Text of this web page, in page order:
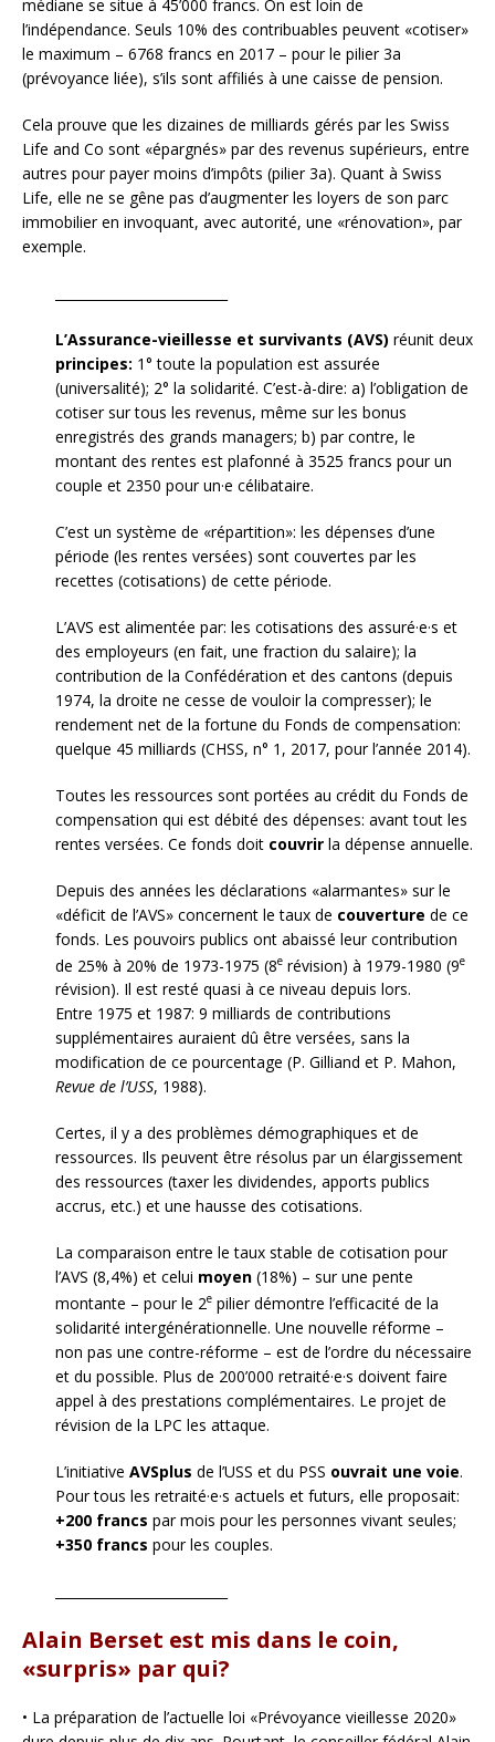
médiane se situe à 45’000 francs. On est loin de
l’indépendance. Seuls 10% des contribuables peuvent «cotiser»
le maximum – 6768 francs en 2017 – pour le pilier 3a
(prévoyance liée), s’ils sont affiliés à une caisse de pension.
Cela prouve que les dizaines de milliards gérés par les Swiss
Life and Co sont «épargnés» par des revenus supérieurs, entre
autres pour payer moins d’impôts (pilier 3a). Quant à Swiss
Life, elle ne se gêne pas d’augmenter les loyers de son parc
immobilier en invoquant, avec autorité, une «rénovation», par
exemple.
L’Assurance-vieillesse et survivants (AVS) réunit deux
principes: 1° toute la population est assurée
(universalité); 2° la solidarité. C’est-à-dire: a) l’obligation de
cotiser sur tous les revenus, même sur les bonus
enregistrés des grands managers; b) par contre, le
montant des rentes est plafonné à 3525 francs pour un
couple et 2350 pour un·e célibataire.
C’est un système de «répartition»: les dépenses d’une
période (les rentes versées) sont couvertes par les
recettes (cotisations) de cette période.
L’AVS est alimentée par: les cotisations des assuré·e·s et
des employeurs (en fait, une fraction du salaire); la
contribution de la Confédération et des cantons (depuis
1974, la droite ne cesse de vouloir la compresser); le
rendement net de la fortune du Fonds de compensation:
quelque 45 milliards (CHSS, n° 1, 2017, pour l’année 2014).
Toutes les ressources sont portées au crédit du Fonds de
compensation qui est débité des dépenses: avant tout les
rentes versées. Ce fonds doit couvrir la dépense annuelle.
Depuis des années les déclarations «alarmantes» sur le
«déficit de l’AVS» concernent le taux de couverture de ce
fonds. Les pouvoirs publics ont abaissé leur contribution
de 25% à 20% de 1973-1975 (8e révision) à 1979-1980 (9e
révision). Il est resté quasi à ce niveau depuis lors.
Entre 1975 et 1987: 9 milliards de contributions
supplémentaires auraient dû être versées, sans la
modification de ce pourcentage (P. Gilliand et P. Mahon,
Revue de l’USS, 1988).
Certes, il y a des problèmes démographiques et de
ressources. Ils peuvent être résolus par un élargissement
des ressources (taxer les dividendes, apports publics
accrus, etc.) et une hausse des cotisations.
La comparaison entre le taux stable de cotisation pour
l’AVS (8,4%) et celui moyen (18%) – sur une pente
montante – pour le 2e pilier démontre l’efficacité de la
solidarité intergénérationnelle. Une nouvelle réforme –
non pas une contre-réforme – est de l’ordre du nécessaire
et du possible. Plus de 200’000 retraité·e·s doivent faire
appel à des prestations complémentaires. Le projet de
révision de la LPC les attaque.
L’initiative AVSplus de l’USS et du PSS ouvrait une voie.
Pour tous les retraité·e·s actuels et futurs, elle proposait:
+200 francs par mois pour les personnes vivant seules;
+350 francs pour les couples.
Alain Berset est mis dans le coin,
«surpris» par qui?
• La préparation de l’actuelle loi «Prévoyance vieillesse 2020»